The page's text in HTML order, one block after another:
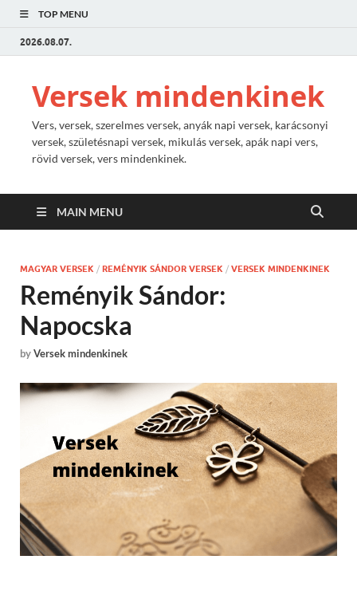
TOP MENU
2026.08.07.
Versek mindenkinek
Vers, versek, szerelmes versek, anyák napi versek, karácsonyi
versek, születésnapi versek, mikulás versek, apák napi vers,
rövid versek, vers mindenkinek.
MAIN MENU
MAGYAR VERSEK / REMÉNYIK SÁNDOR VERSEK / VERSEK MINDENKINEK
Reményik Sándor:
Napocska
byVersek mindenkinek